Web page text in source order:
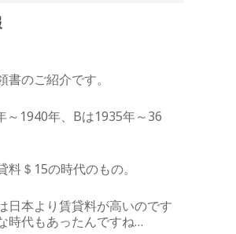
書のご紹介です。
～1940年、Bは1935年～36
料＄15の時代のもの。
日本より賃貸料が高いのです
時代もあったんですね…